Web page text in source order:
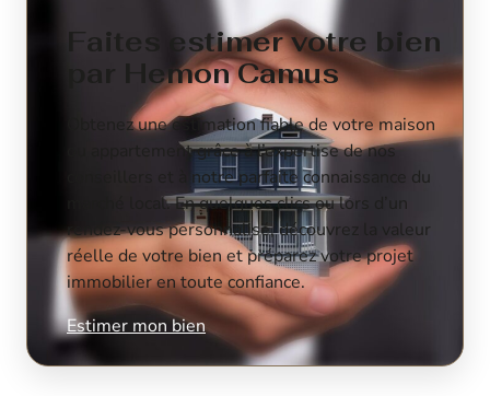
Faites estimer votre bien
par Hemon Camus
Obtenez une estimation fiable de votre maison
ou appartement grâce à l’expertise de nos
conseillers et à notre parfaite connaissance du
marché local. En quelques clics ou lors d’un
rendez-vous personnalisé, découvrez la valeur
réelle de votre bien et préparez votre projet
immobilier en toute confiance.
Estimer mon bien